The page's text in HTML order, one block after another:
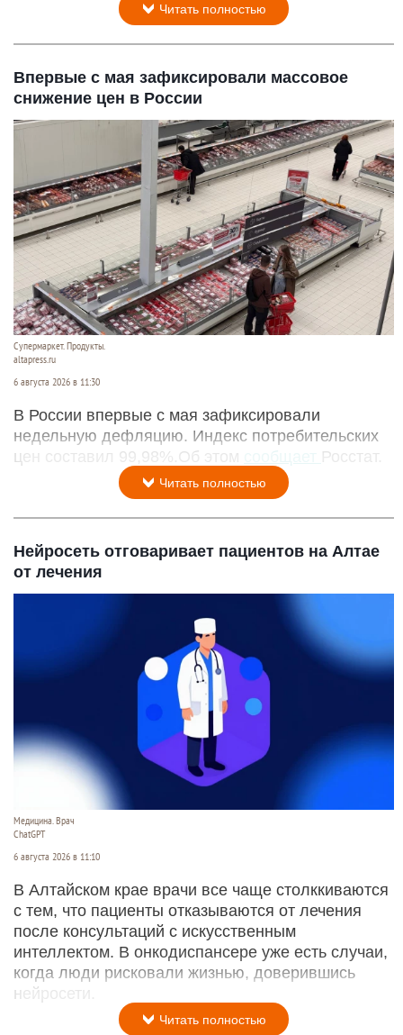
Читать полностью
Впервые с мая зафиксировали массовое
снижение цен в России
Супермаркет. Продукты.
altapress.ru
6 августа 2026 в 11:30
В России впервые с мая зафиксировали
недельную дефляцию. Индекс потребительских
цен составил 99,98%.Об этом
сообщает Росстат.
Читать полностью
Нейросеть отговаривает пациентов на Алтае
от лечения
Медицина. Врач
ChatGPT
6 августа 2026 в 11:10
В Алтайском крае врачи все чаще столккиваются
с тем, что пациенты отказываются от лечения
после консультаций с искусственным
интеллектом. В онкодиспансере уже есть случаи,
когда люди рисковали жизнью, доверившись
нейросети.
Читать полностью